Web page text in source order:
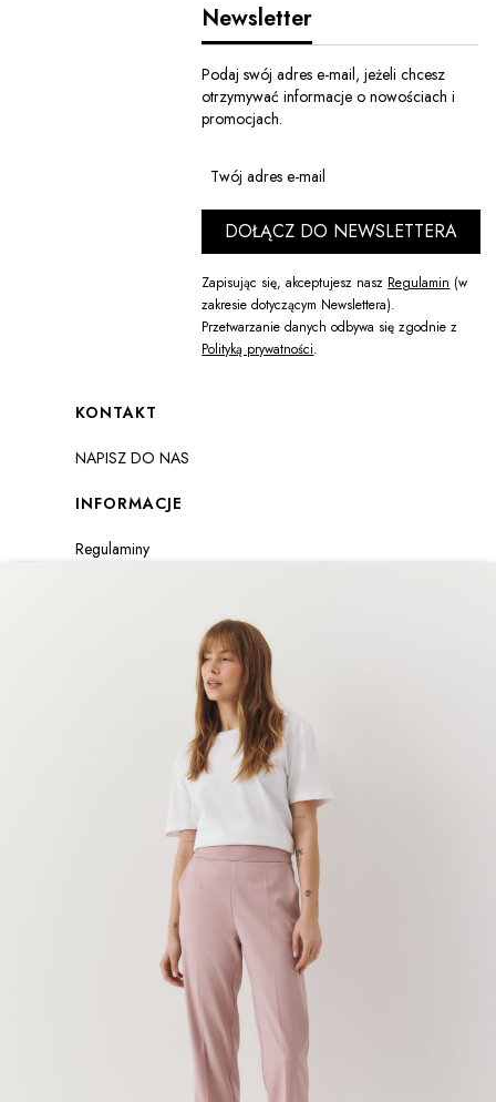
Newsletter
Podaj swój adres e-mail, jeżeli chcesz
otrzymywać informacje o nowościach i
promocjach.
Twój adres e-mail
DOŁĄCZ DO NEWSLETTERA
Zapisując się, akceptujesz nasz Regulamin (w
zakresie dotyczącym Newslettera).
Przetwarzanie danych odbywa się zgodnie z
Polityką prywatności.
Linki w stopce
KONTAKT
NAPISZ DO NAS
INFORMACJE
Regulaminy
Zwroty i reklamacje
Everydayofficial.com
ul.Kilińskiego 3/1
office@everydayofficial.com
+48793130344
Sklep internetowy Shoper.pl